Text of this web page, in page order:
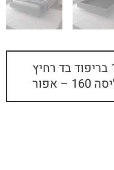
מיטה זוגית מעוצבת 160/200 בריפוד בד רחיץ